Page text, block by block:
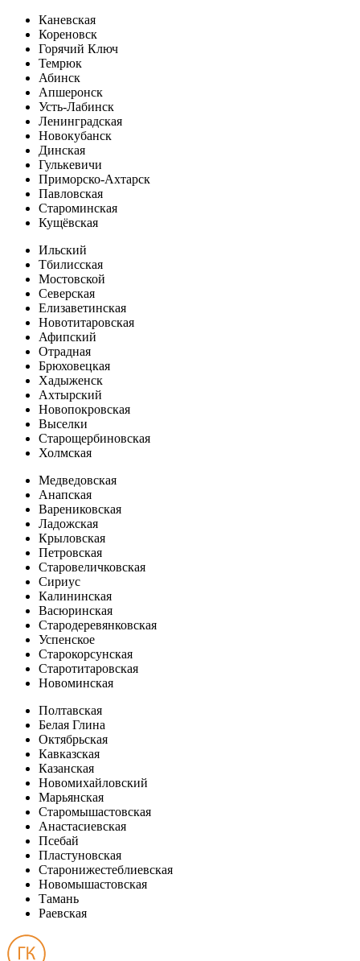
Каневская
Кореновск
Горячий Ключ
Темрюк
Абинск
Апшеронск
Усть-Лабинск
Ленинградская
Новокубанск
Динская
Гулькевичи
Приморско-Ахтарск
Павловская
Староминская
Кущёвская
Ильский
Тбилисская
Мостовской
Северская
Елизаветинская
Новотитаровская
Афипский
Отрадная
Брюховецкая
Хадыженск
Ахтырский
Новопокровская
Выселки
Старощербиновская
Холмская
Медведовская
Анапская
Варениковская
Ладожская
Крыловская
Петровская
Старовеличковская
Сириус
Калининская
Васюринская
Стародеревянковская
Успенское
Старокорсунская
Старотитаровская
Новоминская
Полтавская
Белая Глина
Октябрьская
Кавказская
Казанская
Новомихайловский
Марьянская
Старомышастовская
Анастасиевская
Псебай
Пластуновская
Старонижестеблиевская
Новомышастовская
Тамань
Раевская